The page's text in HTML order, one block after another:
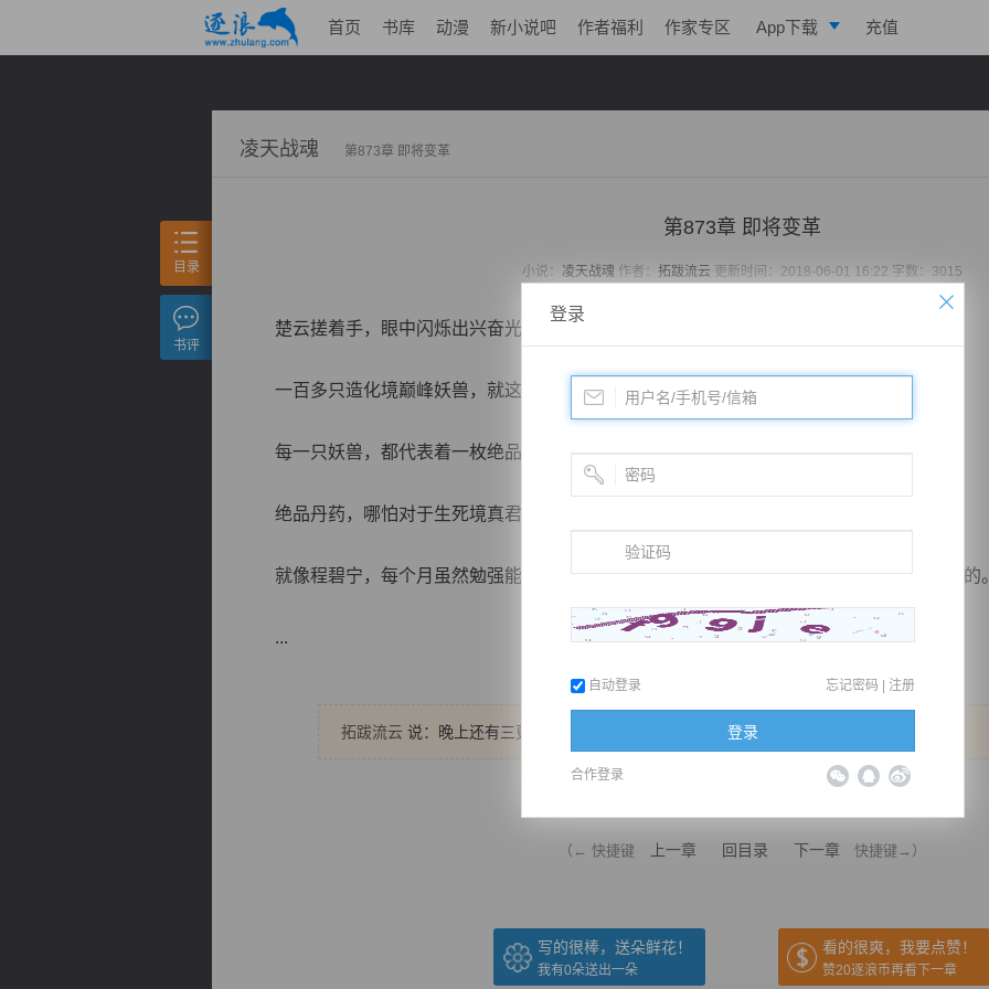
首页 书库 动漫 新小说吧 作者福利 作家专区 App下载 充值
凌天战魂 第873章 即将变革
第873章 即将变革
小说： 凌天战魂 作者： 拓跋流云更新时间：2018-06-01 16:22 字数：3015
楚云搓着手，眼中闪烁出兴奋光芒。
一百多只造化境巅峰妖兽，就这么摆在面前，各个奄奄一息，连眼皮都睁不开了。
每一只妖兽，都代表着一枚绝品丹药。
绝品丹药，哪怕对于生死境真君来说，都珍贵的很。
就像程碧宁，每个月虽然勉强能赚到几枚绝品丹药，但那都是呕心沥血，拼尽全力才得来的
...
拓跋流云 说：晚上还有三更，求鲜花！
（← 快捷键 上一章 回目录 下一章 快捷键→）
写的很棒，送朵鲜花！
我有0朵送出一朵
看的很爽，我要点赞！
赞20逐浪币再看下一章
目录
书评
登录
自动登录 忘记密码 | 注册
登录
合作登录